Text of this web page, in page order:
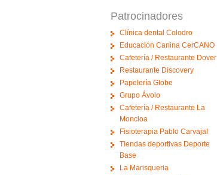
Patrocinadores
Clínica dental Colodro
Educación Canina CerCANO
Cafetería / Restaurante Dover
Restaurante Discovery
Papelería Globe
Grupo Ávolo
Cafetería / Restaurante La
Moncloa
Fisioterapia Pablo Carvajal
Tiendas deportivas Deporte
Base
La Marisqueria